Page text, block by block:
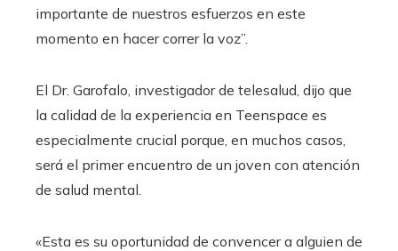
importante de nuestros esfuerzos en este
momento en hacer correr la voz”.
El Dr. Garofalo, investigador de telesalud, dijo que
la calidad de la experiencia en Teenspace es
especialmente crucial porque, en muchos casos,
será el primer encuentro de un joven con atención
de salud mental.
«Esta es su oportunidad de convencer a alguien de